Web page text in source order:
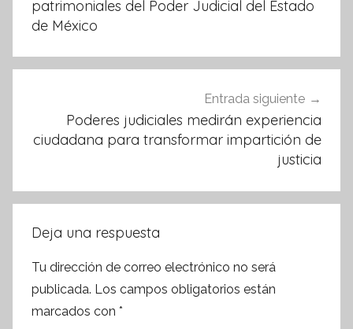
patrimoniales del Poder Judicial del Estado
de México
Entrada siguiente
Poderes judiciales medirán experiencia
ciudadana para transformar impartición de
justicia
Deja una respuesta
Tu dirección de correo electrónico no será
publicada. Los campos obligatorios están
marcados con *